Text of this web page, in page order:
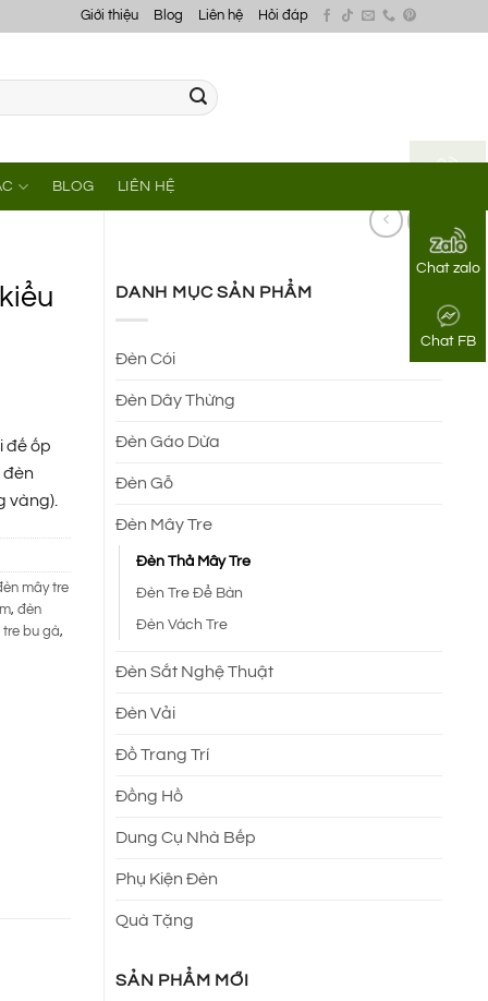
Chat zalo
Chat FB
Giới thiệu Blog Liên hệ Hỏi đáp
BLOG LIÊN HỆ
DANH MỤC SẢN PHẨM
Đèn Cói
Đèn Dây Thừng
Đèn Gáo Dừa
Đèn Gỗ
Đèn Mây Tre
Đèn Thả Mây Tre
Đèn Tre Để Bàn
Đèn Vách Tre
Đèn Sắt Nghệ Thuật
Đèn Vải
Đồ Trang Trí
Đồng Hồ
Dung Cụ Nhà Bếp
Phụ Kiện Đèn
Quà Tặng
SẢN PHẨM MỚI
đế ốp
đèn
vàng).
mây tre
, đèn
tre bu gà,